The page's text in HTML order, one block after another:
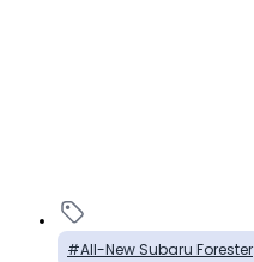
All-New Subaru Forester